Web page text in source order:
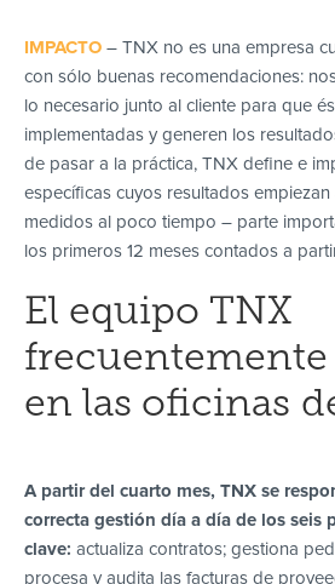
IMPACTO – TNX no es una empresa
con sólo buenas recomendaciones:
lo necesario junto al cliente para que
implementadas y generen los
de pasar a la práctica, TNX define e
específicas cuyos resultados
medidos al poco tiempo – parte
los primeros 12 meses contados a
El equipo TNX
frecuentemente
en las oficinas
A partir del cuarto mes, TNX se
correcta gestión día a día de los seis
clave: actualiza contratos; gestiona
procesa y audita las facturas de